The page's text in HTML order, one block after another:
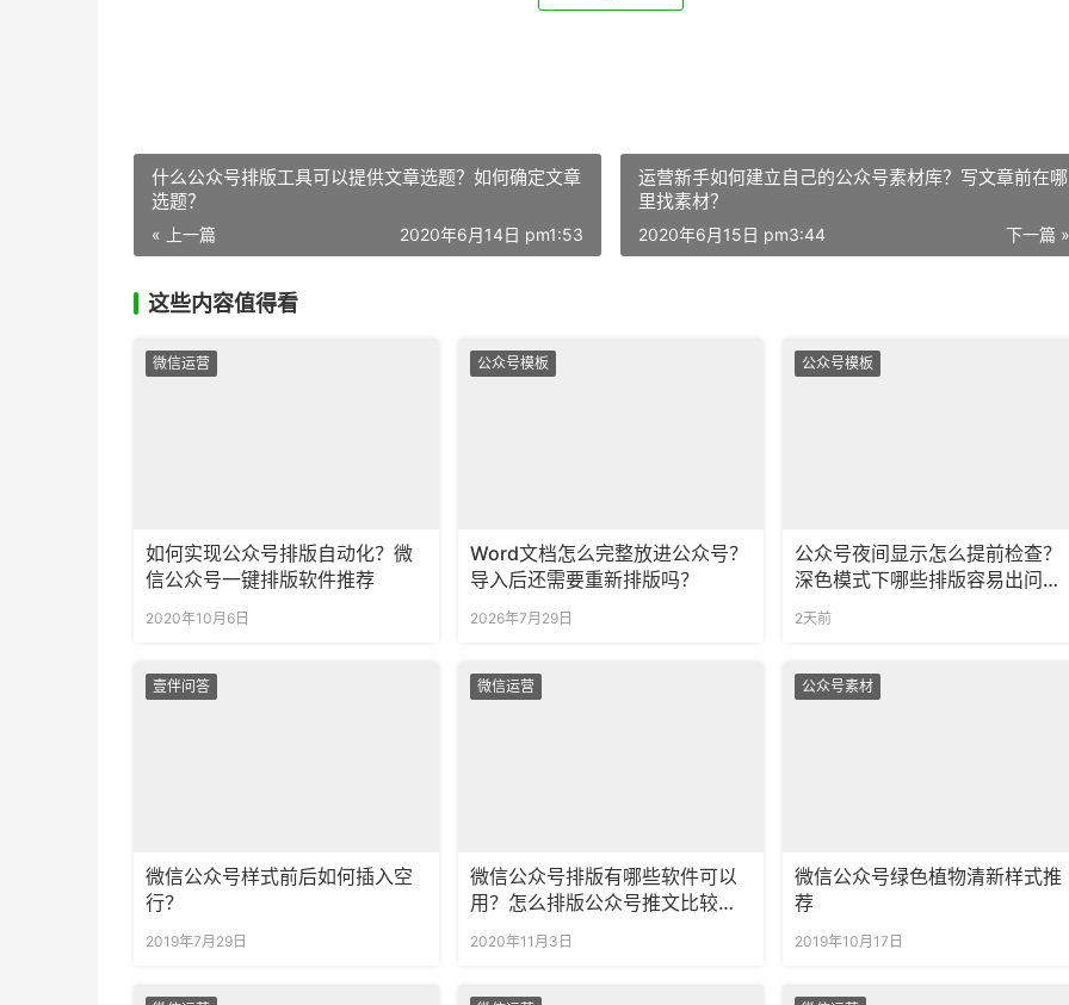
什么公众号排版工具可以提供文章选题？如何确定文章
选题？
« 上一篇 2020年6月14日 pm1:53
运营新手如何建立自己的公众号素材库？写文章前在哪
里找素材？
下一篇 »
2020年6月15日 pm3:44
这些内容值得看
微信运营
如何实现公众号排版自动化？微
信公众号一键排版软件推荐
2020年10月6日
公众号模板
Word文档怎么完整放进公众号？
导入后还需要重新排版吗？
2026年7月29日
公众号模板
公众号夜间显示怎么提前检查？
深色模式下哪些排版容易出问
题？
2天前
壹伴问答
微信公众号样式前后如何插入空
行？
2019年7月29日
微信运营
微信公众号排版有哪些软件可以
用？怎么排版公众号推文比较好
2020年11月3日
公众号素材
微信公众号绿色植物清新样式推
荐
2019年10月17日